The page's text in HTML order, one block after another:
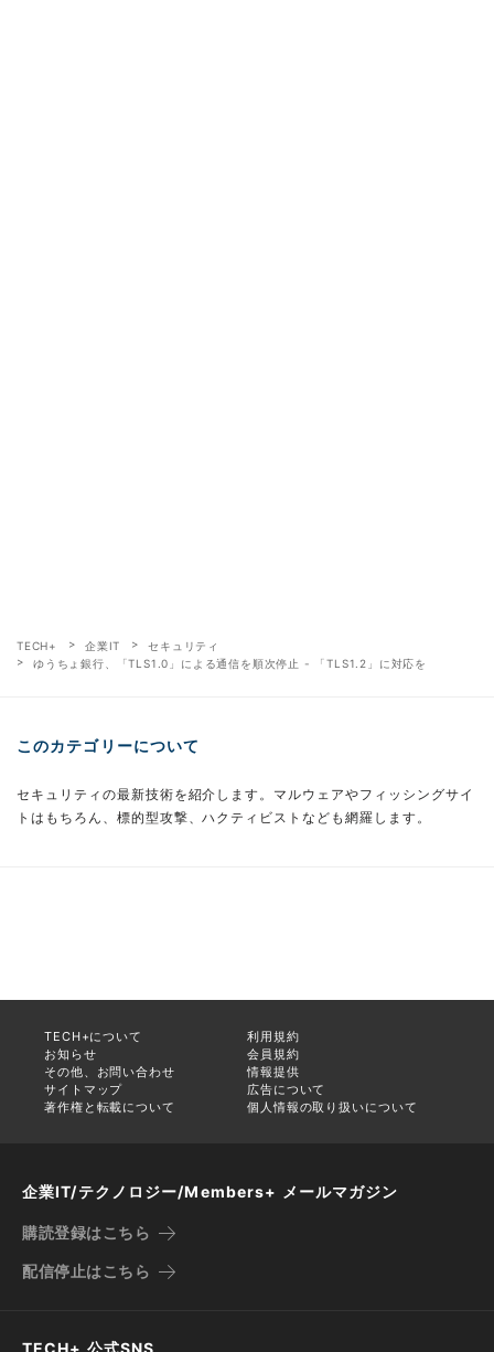
TECH+ 企業IT
セキュリティ
ゆうちょ銀行、「TLS1.0」による通信を順次停止 - 「TLS1.2」に対応を
このカテゴリーについて
セキュリティの最新技術を紹介します。マルウェアやフィッシングサイ
トはもちろん、標的型攻撃、ハクティビストなども網羅します。
TECH+について
利用規約
お知らせ
会員規約
その他、お問い合わせ
情報提供
サイトマップ
広告について
著作権と転載について
個人情報の取り扱いについて
企業IT/テクノロジー/Members+ メールマガジン
購読登録はこちら
配信停止はこちら
TECH+ 公式SNS